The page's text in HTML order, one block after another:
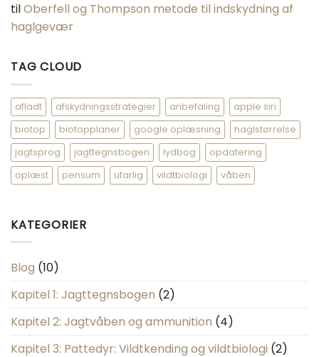
tilOberfell og Thompson metode til indskydning af
haglgevær
TAG CLOUD
afladt afskydningsstrategier anbefaling
apple siri
biotop
biotopplaner google oplæsning
haglstørrelse
jagtsprog
jagttegnsbogen lydbog
opdatering
oplæst
pensum ufarlig vildtbiologi våben
KATEGORIER
Blog (10)
Kapitel 1: Jagttegnsbogen (2)
Kapitel 2: Jagtvåben og ammunition (4)
Kapitel 3: Pattedyr: Vildtkending og vildtbiologi (2)